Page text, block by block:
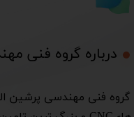
درباره گروه فنی
​گروه فنی مهندسی پرشین